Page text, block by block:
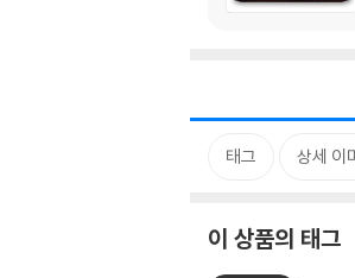
태그 상세 이
이 상품의 태그